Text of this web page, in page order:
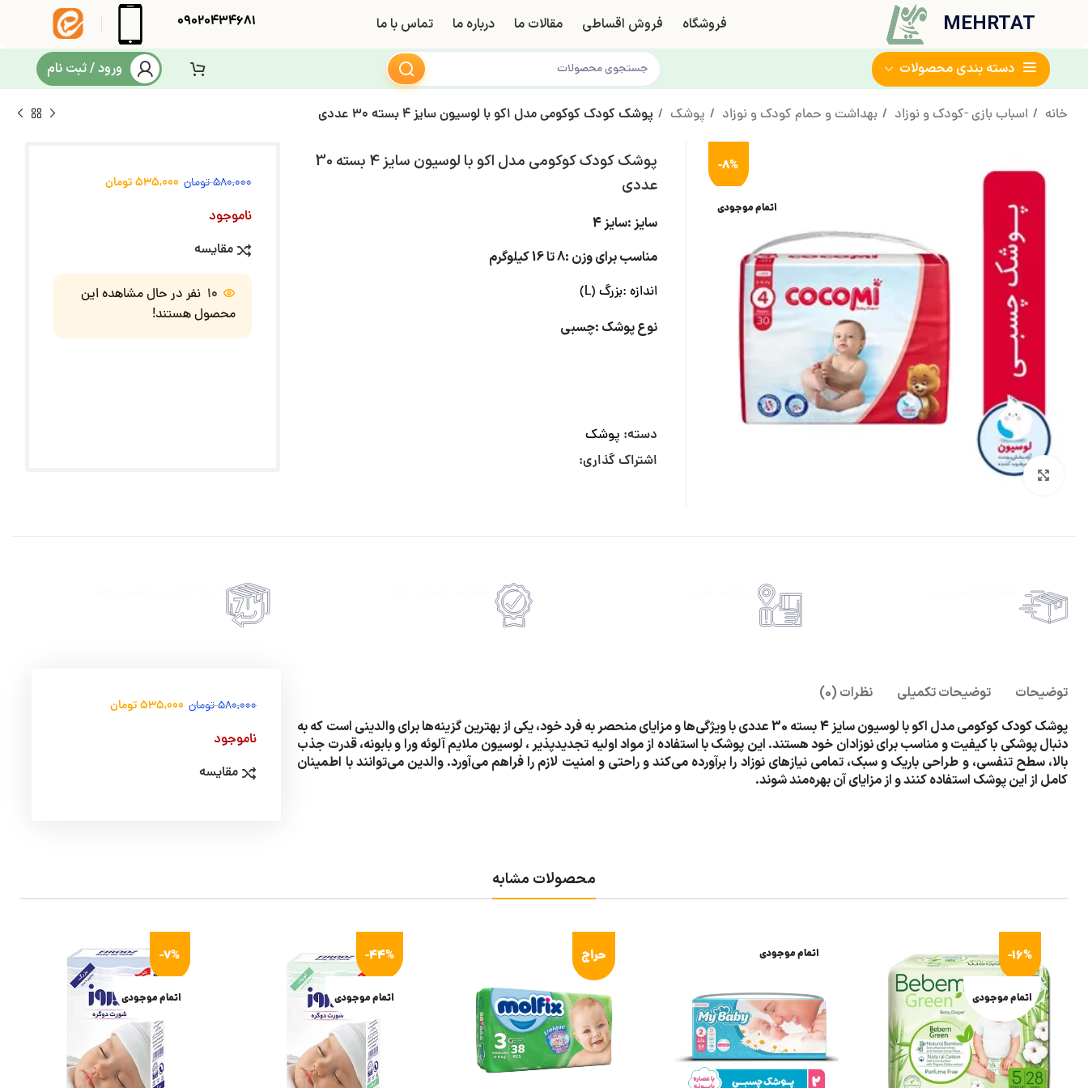
MEHRTAT فروشگاه فروش اقساطی مقالات ما درباره ما تماس با ما 09020434681
دسته بندی محصولات ورود / ثبت نام
خانه اسباب بازی -کودک و نوزاد بهداشت و حمام کودک و نوزاد پوشک پوشک کودک کوکومی مدل اکو با لوسیون سایز 4 بسته 30 عددی
-8%
اتمام موجودی
بزرگنمایی تصویر
پوشک کودک کوکومی مدل اکو با لوسیون سایز 4 بسته 30
عددی
سایز :سایز 4
مناسب برای وزن :8 تا 16 کیلوگرم
اندازه :بزرگ (L)
نوع پوشک :چسبی
دسته: پوشک
اشتراک گذاری:
580,000تومان 535,000تومان
ناموجود
مقایسه
10 نفر در حال مشاهده این
محصول هستند!
توضیحات توضیحات تکمیلی
نظرات (0)
پوشک کودک کوکومی مدل اکو با لوسیون سایز 4 بسته 30 عددی با ویژگی‌ها و مزایای منحصر به فرد خود، یکی از بهترین گزینه‌ها برای والدینی است که به
دنبال پوشکی با کیفیت و مناسب برای نوزادان خود هستند. این پوشک با استفاده از مواد اولیه تجدیدپذیر ، لوسیون ملایم آلوئه ورا و بابونه، قدرت جذب
بالا، سطح تنفسی، و طراحی باریک و سبک، تمامی نیازهای نوزاد را برآورده می‌کند و راحتی و امنیت لازم را فراهم می‌آورد. والدین می‌توانند با اطمینان
کامل از این پوشک استفاده کنند و از مزایای آن بهره‌مند شوند.
580,000تومان 535,000تومان
ناموجود
مقایسه
محصولات مشابه
-16%
اتمام موجودی
اتمام موجودی حراج -44%
اتمام موجودی
-7%
اتمام موجودی